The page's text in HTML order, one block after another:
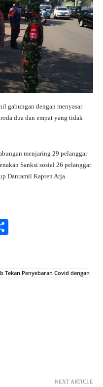
gabungan dengan menyasar
dua dan empat yang tidak
menjaring 29 pelanggar
Sanksi sosial 26 pelanggar
Danramil Kapten Arja.
Tekan Penyebaran Covid dengan
NEXT ARTICLE